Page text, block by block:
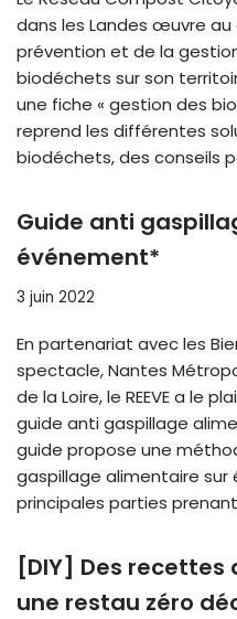
dans les Landes œuvre
prévention et de la
biodéchets sur son
une fiche « gestion des
reprend les différentes
biodéchets, des conseils
Guide anti
événement*
3 juin 2022
En partenariat avec les
spectacle, Nantes
de la Loire, le REEVE a le
guide anti gaspillage
guide propose une
gaspillage alimentaire
principales parties
[DIY] Des
une restau zéro